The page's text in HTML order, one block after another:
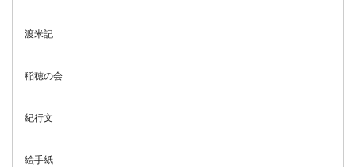
渡米記
稲穂の会
紀行文
絵手紙